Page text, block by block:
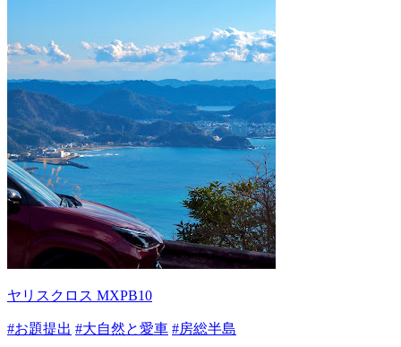
ヤリスクロス MXPB10
#お題提出 #大自然と愛車 #房総半島